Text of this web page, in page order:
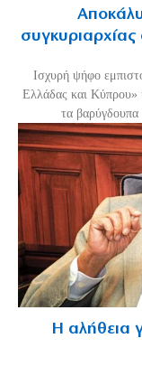
Ισχυρή ψήφο
Ελλάδας και Κύπρου»
τα βαρύγδουπα
Η αλήθεια